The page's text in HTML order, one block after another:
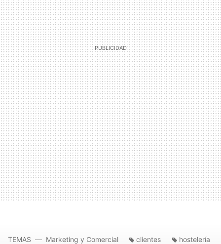
TEMAS Marketing y Comercial clientes hostelería